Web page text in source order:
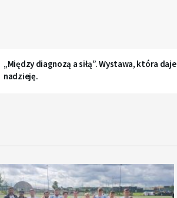
„Między diagnozą a siłą”. Wystawa, która daje
nadzieję.